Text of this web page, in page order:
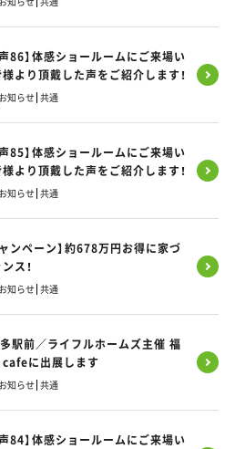
86】体感ショールームにご来場い
より頂戴した声をご紹介します！
お知らせ 共通
85】体感ショールームにご来場い
より頂戴した声をご紹介します！
お知らせ 共通
ンペーン】約678万円お得に家づ
ス！
お知らせ 共通
多駅前／ライフルホームズ主催 福
cafeに出展します
お知らせ 共通
84】体感ショールームにご来場い